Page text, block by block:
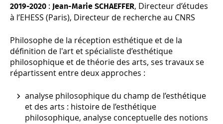
2019-2020 : Jean-Marie SCHAEFFER, Directeur d’études
à l’EHESS (Paris), Directeur de recherche au CNRS
Philosophe de la réception esthétique et de la
définition de l'art et spécialiste d’esthétique
philosophique et de théorie des arts, ses travaux se
répartissent entre deux approches :
analyse philosophique du champ de l’esthétique
et des arts : histoire de l’esthétique
philosophique, analyse conceptuelle des notions